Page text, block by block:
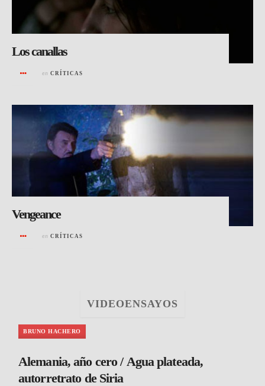
Los canallas
en CRÍTICAS
Vengeance
en CRÍTICAS
VIDEOENSAYOS
BRUNO HACHERO
Alemania, año cero / Agua plateada,
autorretrato de Siria